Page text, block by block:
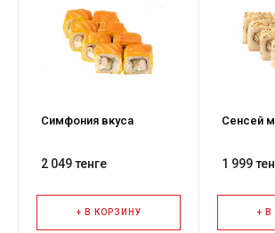
Симфония вкуса
2 049 тенге
+ В КОРЗИНУ
Сенсей
1 999
+ В